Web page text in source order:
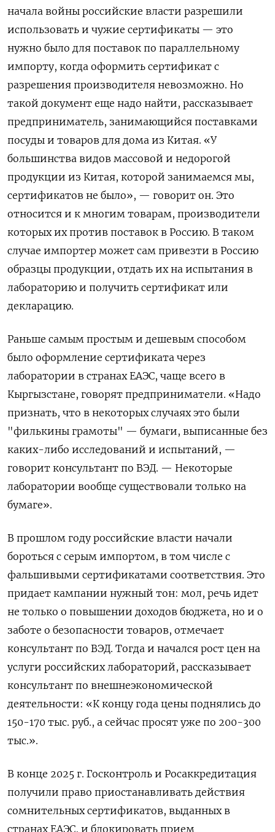
начала войны российские власти разрешили
использовать и чужие сертификаты — это
нужно было для поставок по параллельному
импорту, когда оформить сертификат с
разрешения производителя невозможно. Но
такой документ еще надо найти, рассказывает
предприниматель, занимающийся поставками
посуды и товаров для дома из Китая. «У
большинства видов массовой и недорогой
продукции из Китая, которой занимаемся мы,
сертификатов не было», — говорит он. Это
относится и к многим товарам, производители
которых их против поставок в Россию. В таком
случае импортер может сам привезти в Россию
образцы продукции, отдать их на испытания в
лабораторию и получить сертификат или
декларацию.
Раньше самым простым и дешевым способом
было оформление сертификата через
лаборатории в странах ЕАЭС, чаще всего в
Кыргызстане, говорят предприниматели. «Надо
признать, что в некоторых случаях это были
"филькины грамоты" — бумаги, выписанные без
каких-либо исследований и испытаний, —
говорит консультант по ВЭД. — Некоторые
лаборатории вообще существовали только на
бумаге».
В прошлом году российские власти начали
бороться с серым импортом, в том числе с
фальшивыми сертификатами соответствия. Это
придает кампании нужный тон: мол, речь идет
не только о повышении доходов бюджета, но и о
заботе о безопасности товаров, отмечает
консультант по ВЭД. Тогда и начался рост цен на
услуги российских лабораторий, рассказывает
консультант по внешнеэкономической
деятельности: «К концу года цены поднялись до
150-170 тыс. руб., а сейчас просят уже по 200-300
тыс.».
В конце 2025 г. Госконтроль и Росаккредитация
получили право приостанавливать действия
сомнительных сертификатов, выданных в
странах ЕАЭС, и блокировать прием